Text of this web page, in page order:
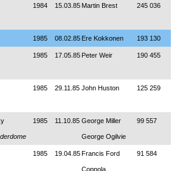
1984 15.03.85 Martin Brest 245 036
1985 08.02.85 Ere Kokkonen 193 130
1985 17.05.85 Peter Weir 190 455
1985 29.11.85 John Huston 125 259
1985 11.10.85 George Miller
George Ogilvie
99 557
1985 19.04.85Francis Ford
Coppola
91 584